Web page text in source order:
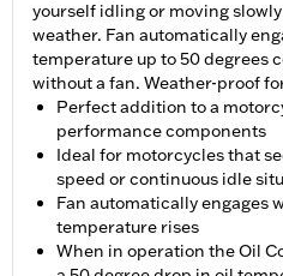
yourself idling or moving
weather. Fan automatically
temperature up to 50 degrees
without a fan. Weather-proof
Perfect addition to a
performance components
Ideal for motorcycles that
speed or continuous idle
Fan automatically engages
temperature rises
When in operation the Oil